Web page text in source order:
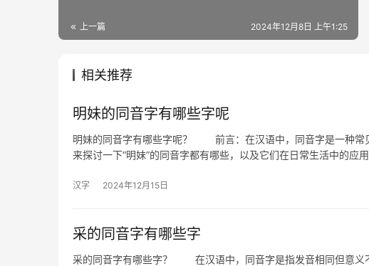
上一篇 2024年12月8日 上午1:25
相关推荐
明妹的同音字有哪些字呢
明妹的同音字有哪些字呢？ 前言：在汉语中，同音字是一种常
来探讨一下“明妹”的同音字都有哪些，以及它们在日常生活中的应
汉字 2024年12月15日
采的同音字有哪些字
采的同音字有哪些字？ 在汉语中，同音字是指发音相同但意义